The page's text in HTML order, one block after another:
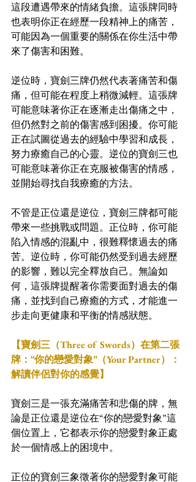
這段遭遇帶來的情緒負擔。這張牌同時
也表明你正在經歷一段精神上的痛苦，
可能因為一個重要的關係在你生活中帶
來了傷害和困難。
逆位時，寶劍三牌仍然代表著痛苦和傷
痛，但可能在程度上稍微減輕。這張牌
可能意味著你正在逐漸走出傷痛之中，
但仍然對之前的傷害感到困擾。你可能
正在試圖從過去的經驗中學習和成長，
努力療癒自己的心靈。逆位的寶劍三也
可能意味著你正在克服被傷害的情感，
並開始尋找自我療癒的方法。
不管是正位還是逆位，寶劍三牌都可能
帶來一些挑戰或問題。正位時，你可能
陷入情感的混亂中，很難釋懷過去的痛
苦。逆位時，你可能仍然受到過去經歷
的影響，難以完全釋放自己。無論如
何，這張牌提醒著你需要面對過去的傷
痛，並找到自己療癒的方式，才能進一
步走向更健康和平衡的情感狀態。
【寶劍三（Three of Swords）在第二張
牌：“你的戀愛對象”（Your Partner）：
解讀伴侶對你的感覺】
寶劍三是一張充滿痛苦和悲傷的牌，無
論是正位還是逆位在“你的戀愛對象”這
個位置上，它都表示你的戀愛對象正處
於一個情感上的困境中。
正位的寶劍三象徵著你的戀愛對象可能